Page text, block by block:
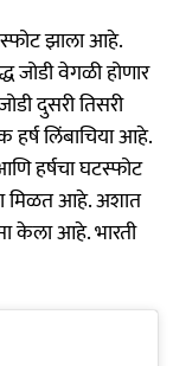
झाला आहे.
जोडी वेगळी होणार
दुसरी तिसरी
लिंबाचिया आहे.
हर्षचा घटस्फोट
मिळत आहे. अशात
केला आहे. भारती